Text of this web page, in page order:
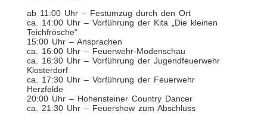
ab 11:00 Uhr – Festumzug durch den Ort
ca. 14:00 Uhr – Vorführung der Kita „Die kleinen
Teichfrösche“
15:00 Uhr – Ansprachen
ca. 16:00 Uhr – Feuerwehr-Modenschau
ca. 16:30 Uhr – Vorführung der Jugendfeuerwehr
Klosterdorf
ca. 17:30 Uhr – Vorführung der Feuerwehr
Herzfelde
20:00 Uhr – Hohensteiner Country Dancer
ca. 21:30 Uhr – Feuershow zum Abschluss